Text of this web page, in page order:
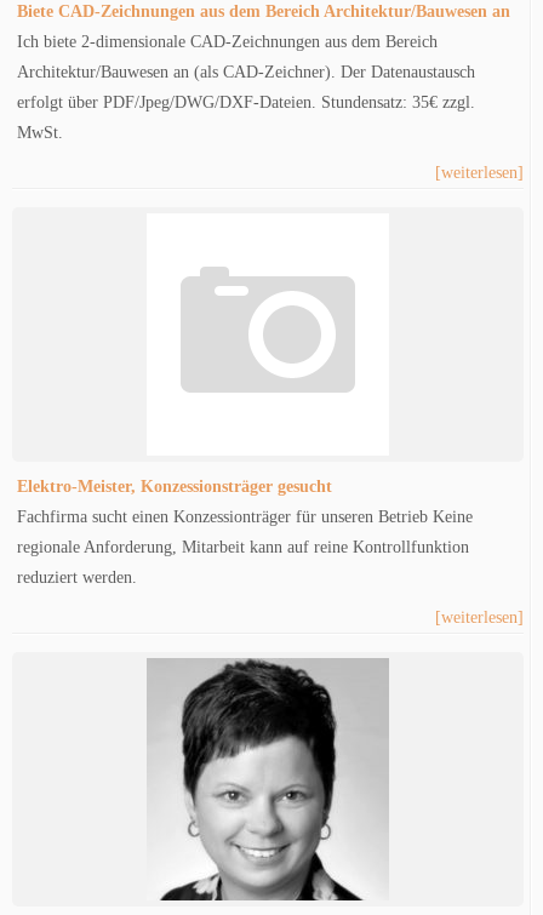
Biete CAD-Zeichnungen aus dem Bereich Architektur/Bauwesen an
Ich biete 2-dimensionale CAD-Zeichnungen aus dem Bereich
Architektur/Bauwesen an (als CAD-Zeichner). Der Datenaustausch
erfolgt über PDF/Jpeg/DWG/DXF-Dateien. Stundensatz: 35€ zzgl.
MwSt.
[weiterlesen]
Elektro-Meister, Konzessionsträger gesucht
Fachfirma sucht einen Konzessionträger für unseren Betrieb Keine
regionale Anforderung, Mitarbeit kann auf reine Kontrollfunktion
reduziert werden.
[weiterlesen]